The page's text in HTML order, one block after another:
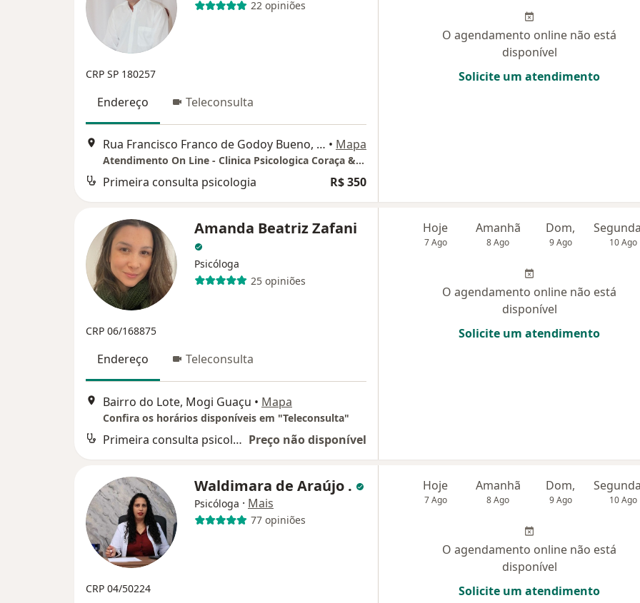
22 opiniões
CRP SP 180257
Endereço Teleconsulta
Rua Francisco Franco de Godoy Bueno, Mogi Guaçu • Mapa
Atendimento On Line - Clinica Psicologica Coraça & Silva
Primeira consulta psicologia R$ 350
O agendamento online não está
disponível
Solicite um atendimento
Amanda Beatriz Zafani
Psicóloga
25 opiniões
CRP 06/168875
Endereço Teleconsulta
Bairro do Lote, Mogi Guaçu • Mapa
Confira os horários disponíveis em "Teleconsulta"
Primeira consulta psicologia Preço não disponível
Hoje
7 Ago
Amanhã
8 Ago
Dom,
9 Ago 10 Ago
O agendamento online não está
disponível
Solicite um atendimento
Waldimara de Araújo .
Psicóloga · Mais
77 opiniões
CRP 04/50224
Hoje
7 Ago
Amanhã
8 Ago
Dom,
9 Ago 10 Ago
O agendamento online não está
disponível
Solicite um atendimento